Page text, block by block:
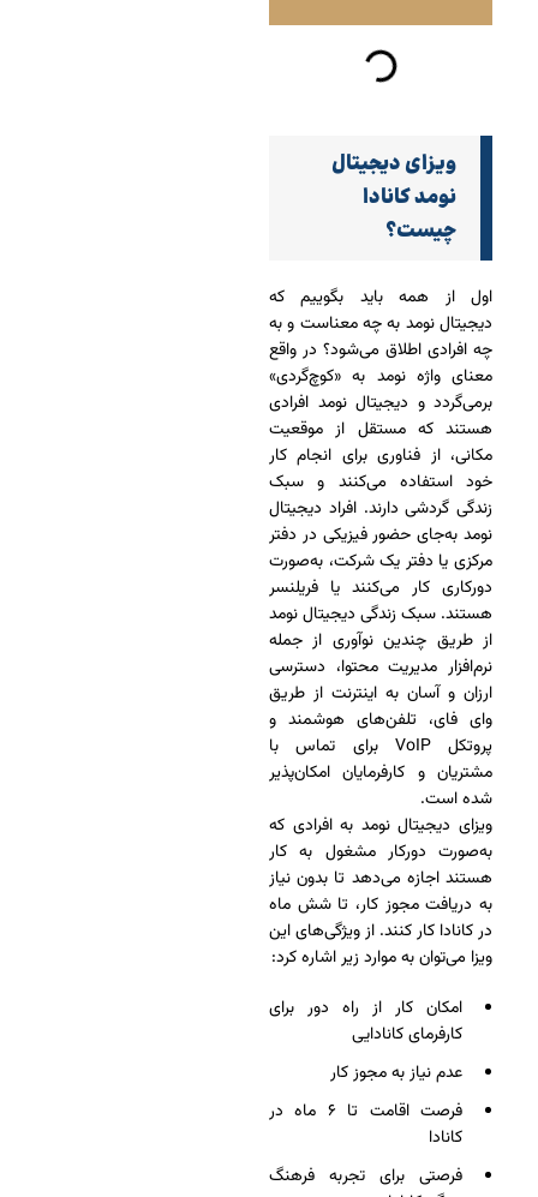
ویزای دیجیتال
نومد کانادا
چیست؟
اول از همه باید بگوییم که
دیجیتال نومد به چه معناست و به
چه افرادی اطلاق می‌شود؟ در واقع
معنای واژه نومد به «کوچ‌گردی»
برمی‌گردد و دیجیتال نومد افرادی
هستند که مستقل از موقعیت
مکانی، از فناوری برای انجام کار
خود استفاده می‌کنند و سبک
زندگی گردشی دارند. افراد دیجیتال
نومد به‌جای حضور فیزیکی در دفتر
مرکزی یا دفتر یک شرکت، به‌صورت
دورکاری کار می‌کنند یا فریلنسر
هستند. سبک زندگی دیجیتال نومد
از طریق چندین نوآوری از جمله
نرم‌افزار مدیریت محتوا، دسترسی
ارزان و آسان به اینترنت از طریق
وای فای، تلفن‌های هوشمند و
پروتکل VoIP برای تماس با
مشتریان و کارفرمایان امکان‌پذیر
شده است.
ویزای دیجیتال نومد به افرادی که
به‌صورت دورکار مشغول به کار
هستند اجازه می‌دهد تا بدون نیاز
به دریافت مجوز کار، تا شش ماه
در کانادا کار کنند. از ویژگی‌های این
ویزا می‌توان به موارد زیر اشاره کرد:
امکان کار از راه دور برای
کارفرمای کانادایی
عدم نیاز به مجوز کار
فرصت اقامت تا ۶ ماه در
کانادا
فرصتی برای تجربه فرهنگ